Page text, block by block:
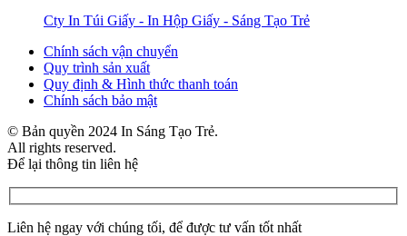
Cty In Túi Giấy - In Hộp Giấy - Sáng Tạo Trẻ
Chính sách vận chuyển
Quy trình sản xuất
Quy định & Hình thức thanh toán
Chính sách bảo mật
© Bản quyền 2024 In Sáng Tạo Trẻ.
All rights reserved.
Để lại thông tin liên hệ
Liên hệ ngay với chúng tối, để được tư vấn tốt nhất